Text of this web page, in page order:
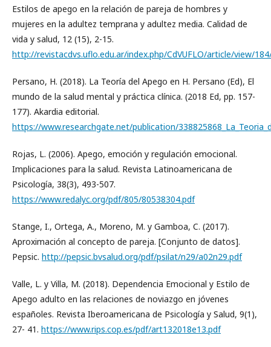
Estilos de apego en la relación de pareja de hombres y
mujeres en la adultez temprana y adultez media. Calidad de
vida y salud, 12 (15), 2-15.
http://revistacdvs.uflo.edu.ar/index.php/CdVUFLO/article/view/
Persano, H. (2018). La Teoría del Apego en H. Persano (Ed), El
mundo de la salud mental y práctica clínica. (2018 Ed, pp. 157-
177). Akardia editorial.
https://www.researchgate.net/publication/
Rojas, L. (2006). Apego, emoción y regulación emocional.
Implicaciones para la salud. Revista Latinoamericana de
Psicología, 38(3), 493-507.
https://www.redalyc.org/pdf/805/80538304.pdf
Stange, I., Ortega, A., Moreno, M. y Gamboa, C. (2017).
Aproximación al concepto de pareja. [Conjunto de datos].
Pepsic. http://pepsic.bvsalud.org/pdf/psilat/n29/a02n29.pdf
Valle, L. y Villa, M. (2018). Dependencia Emocional y Estilo de
Apego adulto en las relaciones de noviazgo en jóvenes
españoles. Revista Iberoamericana de Psicología y Salud, 9(1),
27- 41. https://www.rips.cop.es/pdf/art132018e13.pdf